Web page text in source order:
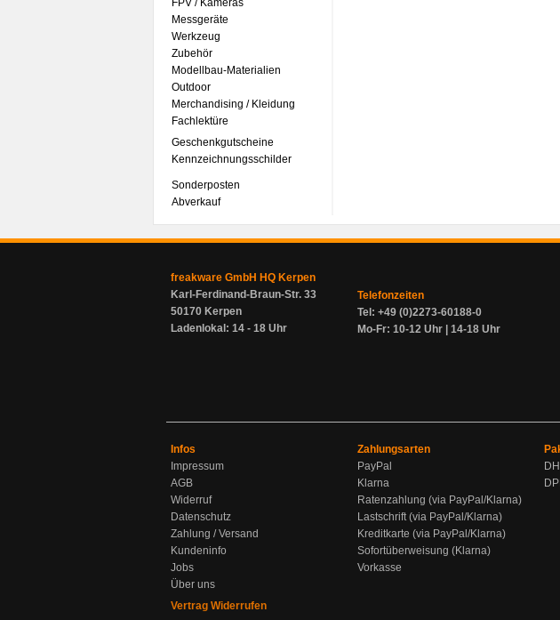
FPV / Kameras
Messgeräte
Werkzeug
Zubehör
Modellbau-Materialien
Outdoor
Merchandising / Kleidung
Fachlektüre
Geschenkgutscheine
Kennzeichnungsschilder
Sonderposten
Abverkauf
freakware GmbH HQ Kerpen
Karl-Ferdinand-Braun-Str. 33
50170 Kerpen
Ladenlokal: 14 - 18 Uhr
Telefonzeiten
Tel: +49 (0)2273-60188-0
Mo-Fr: 10-12 Uhr | 14-18 Uhr
Infos
Impressum
AGB
Widerruf
Datenschutz
Zahlung / Versand
Kundeninfo
Jobs
Über uns
Vertrag Widerrufen
Zahlungsarten
PayPal
Klarna
Ratenzahlung (via PayPal/Klarna)
Lastschrift (via PayPal/Klarna)
Kreditkarte (via PayPal/Klarna)
Sofortüberweisung (Klarna)
Vorkasse